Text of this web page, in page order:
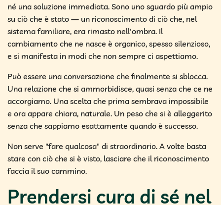
né una soluzione immediata. Sono uno sguardo più ampio
su ciò che è stato — un riconoscimento di ciò che, nel
sistema familiare, era rimasto nell'ombra. Il
cambiamento che ne nasce è organico, spesso silenzioso,
e si manifesta in modi che non sempre ci aspettiamo.
Può essere una conversazione che finalmente si sblocca.
Una relazione che si ammorbidisce, quasi senza che ce ne
accorgiamo. Una scelta che prima sembrava impossibile
e ora appare chiara, naturale. Un peso che si è alleggerito
senza che sappiamo esattamente quando è successo.
Non serve "fare qualcosa" di straordinario. A volte basta
stare con ciò che si è visto, lasciare che il riconoscimento
faccia il suo cammino.
Prendersi cura di sé nel